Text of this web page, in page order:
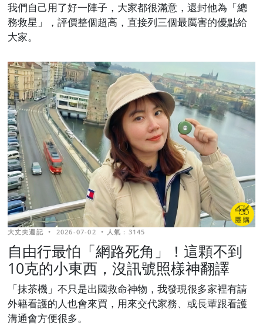
我們自己用了好一陣子，大家都很滿意，還封他為「總
務救星」，評價整個超高，直接列三個最厲害的優點給
大家。
大丈夫週記 • 2026-07-02 • 人氣 : 3145
自由行最怕「網路死角」！這顆不到
10克的小東西，沒訊號照樣神翻譯
「抹茶機」不只是出國救命神物，我發現很多家裡有請
外籍看護的人也會來買，用來交代家務、或長輩跟看護
溝通會方便很多。